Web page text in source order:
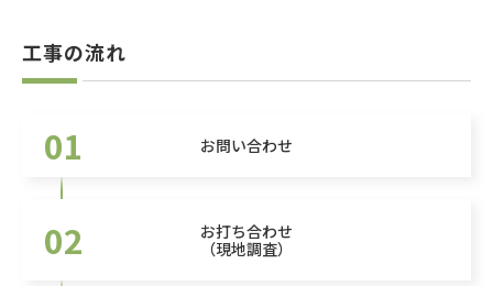
工事の流れ
01 お問い合わせ
02
お打ち合わせ
（現地調査）